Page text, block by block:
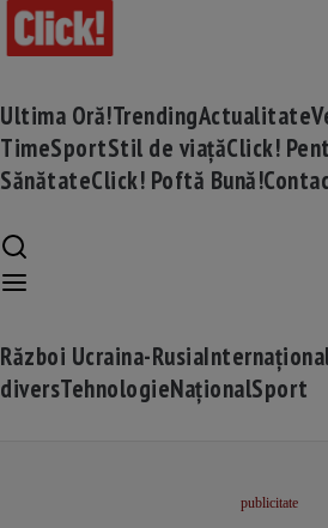
Ultima Oră!TrendingActualitate
TimeSportStil de viațăClick!
SănătateClick! Poftă Bună!
Război Ucraina-Rusia
diversTehnologieNaționalSport